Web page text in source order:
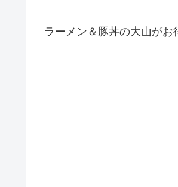
ラーメン＆豚丼の大山がお